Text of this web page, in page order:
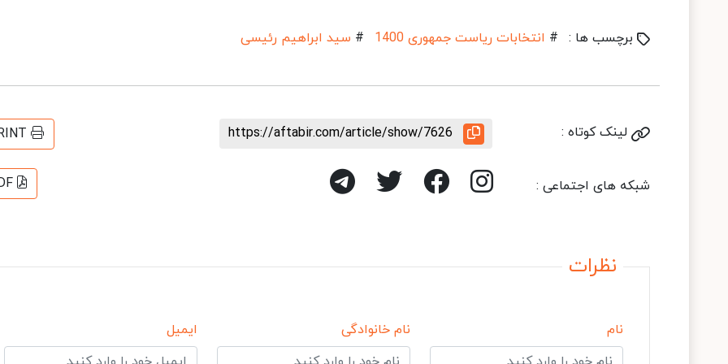
برچسب ها : # انتخابات ریاست جمهوری 1400 # سید ابراهیم رئیسی
لینک کوتاه : https://aftabir.com/article/show/7626
شبکه های اجتماعی :
نظرات
نام نام خانوادگی ایمیل